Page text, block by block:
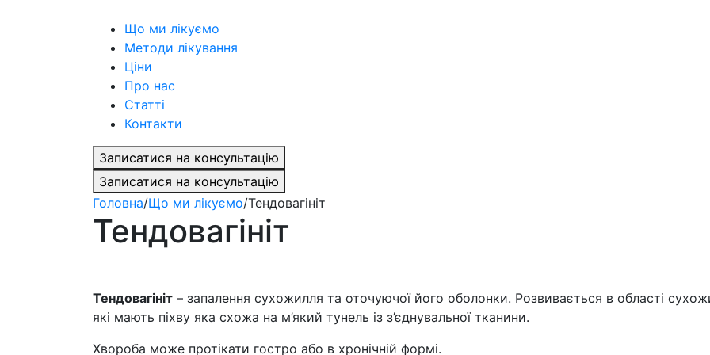
Що ми лікуємо
Методи лікування
Ціни
Про нас
Статті
Контакти
Записатися на консультацію
Записатися на консультацію
Головна/Що ми лікуємо/Тендовагініт
Тендовагініт
Тендовагініт – запалення сухожилля та оточуючої його оболонки. Розвивається в області
які мають піхву яка схожа на м’який тунель із з’єднувальної тканини.
Хвороба може протікати гостро або в хронічній формі.